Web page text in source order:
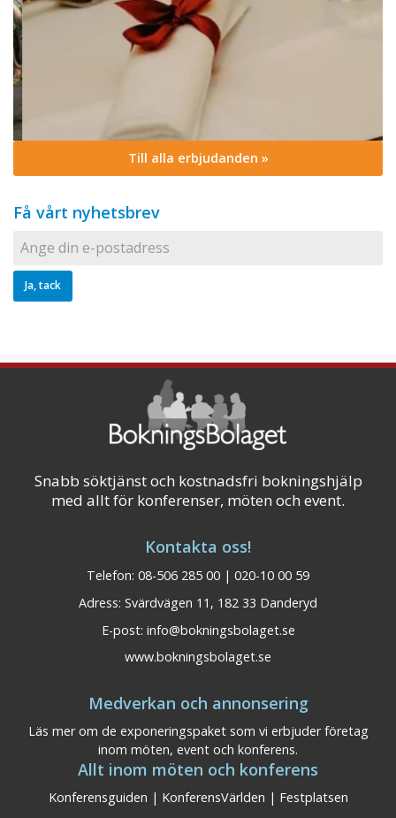
Till alla erbjudanden »
Få vårt nyhetsbrev
Snabb söktjänst och kostnadsfri bokningshjälp
med allt för konferenser, möten och event.
Kontakta oss!
Telefon: 08-506 285 00 | 020-10 00 59
Adress: Svärdvägen 11, 182 33 Danderyd
E-post: info@bokningsbolaget.se
www.bokningsbolaget.se
Medverkan och annonsering
Läs mer om de exponeringspaket som vi erbjuder företag
inom möten, event och konferens.
Allt inom möten och konferens
Konferensguiden | KonferensVärlden | Festplatsen